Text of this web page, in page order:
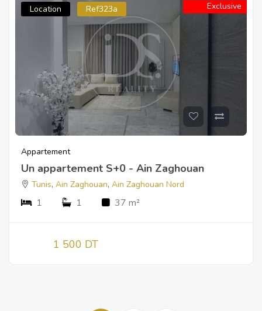
Location Ref323a Exclusive
Appartement
Un appartement S+0 - Ain Zaghouan
Tunis, Ain Zaghouan, Ain Zaghouan Nord
1 1 37 m²
1 500 DT